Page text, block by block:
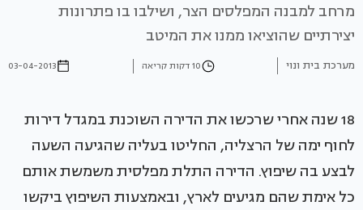
מרחב למבנה המפלסים הצר, ושילבו בו פתרונות
יצירתיים שהוציאו ממנו את המיטב
מערכת בית ונוי 10 דקות קריאה 03-04-2013
18 שנה אחרי שרכשו את הדירה השוכנת במגדל דירות
לחוף ימה של הרצליה, החליטו בעליה שהגיעה השעה
לבצע בה שיפוץ. הדירה התלת מפלסית משמשת אותם
כל אימת שהם מגיעים לארץ, ובאמצעות השיפוץ ביקשו